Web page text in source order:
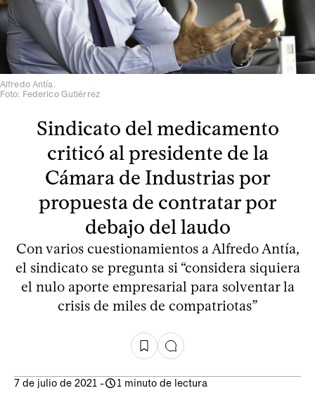
Alfredo Antía.
Foto: Federico Gutiérrez
Sindicato del medicamento
criticó al presidente de la
Cámara de Industrias por
propuesta de contratar por
debajo del laudo
Con varios cuestionamientos a Alfredo Antía,
el sindicato se pregunta si “considera siquiera
el nulo aporte empresarial para solventar la
crisis de miles de compatriotas”
7 de julio de 2021 - 1 minuto de lectura